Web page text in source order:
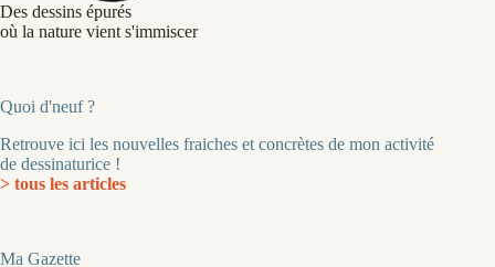
Des dessins épurés
où la nature vient s'immiscer
Quoi d'neuf ?
Retrouve ici les nouvelles fraiches et concrètes de mon activité
de dessinaturice !
> tous les articles
Ma Gazette